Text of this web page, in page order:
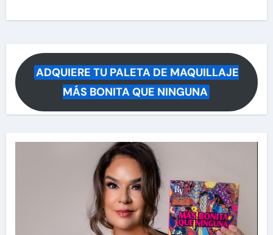
ADQUIERE TU PALETA DE MAQUILLAJE
MÁS BONITA QUE NINGUNA